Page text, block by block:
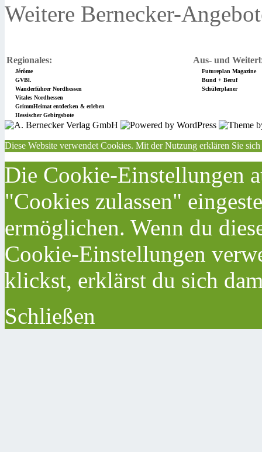
Weitere Bernecker-
Regionales: Aus- und
Jérôme
Futureplan Magazine
GVBl.
Bund + Beruf
Wanderführer Nordhessen
Schülerplaner
Vitales Nordhessen
GrimmHeimat entdecken & erleben
Hessischer Gebirgsbote
Diese Website verwendet Cookies. Mit der Nutzung erklären Sie
Die Cookie-Einstellungen
"Cookies zulassen"
ermöglichen. Wenn du
Cookie-Einstellungen
klickst, erklärst du sich
Schließen